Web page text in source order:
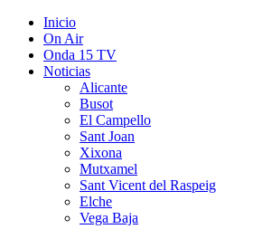
Inicio
On Air
Onda 15 TV
Noticias
Alicante
Busot
El Campello
Sant Joan
Xixona
Mutxamel
Sant Vicent del Raspeig
Elche
Vega Baja